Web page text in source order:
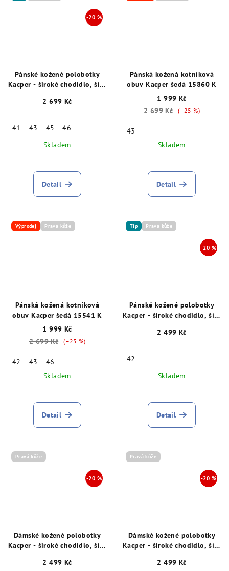
Pánské kožené polobotky
Kacper - široké chodidlo, šíře
2 699 Kč
41 43 45
46
Skladem
Detail
Pánská kožená kotníková
obuv Kacper šedá 15860 K
1 999 Kč
2 699 Kč
(–25 %)
43
Skladem
Detail
Výprodej Pravá kůže
Pánská kožená kotníková
obuv Kacper šedá 15541 K
1 999 Kč
2 699 Kč
(–25 %)
42 43
46
Skladem
Detail
Tip Pravá kůže
Pánské kožené polobotky
Kacper - široké chodidlo, šíře
2 499 Kč
42
Skladem
Detail
Pravá kůže
Dámské kožené polobotky
Kacper - široké chodidlo, šíře
2 499 Kč
Pravá kůže
Dámské kožené polobotky
Kacper - široké chodidlo, šíře
2 499 Kč